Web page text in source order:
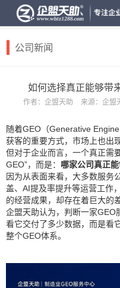
公司新闻
如何选择真正能够带
作者： 企盟天助 来源： 企盟
随着GEO （Generative
获客的重要方式，市场上也出
但对于企业而言，一个真正需
GEO”，而是： 哪家公司真正
因为从表面来看，大多数服务
盖、AI提及率提升等运营工作
的经营成果，却存在着巨大的差
企盟天助认为，判断一家GEO
看它交付了多少数据，而是看
整个GEO体系。